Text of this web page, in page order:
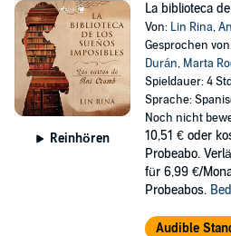
Reinhören
La biblioteca
Von: Lin Rina,
Gesprochen
Durán, Marta
Spieldauer: 4
Sprache:
Noch nicht
10,51 € oder
Probeabo.
für 6,99 €/
Probeabos.
Audible